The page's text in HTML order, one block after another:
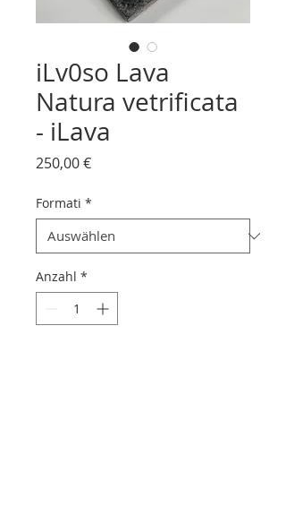
iLv0so Lava
Natura vetrificata
- iLava
250,00 €Preis
Formati *
Anzahl *